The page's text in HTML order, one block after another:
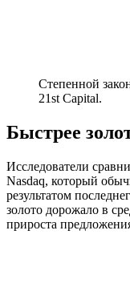
Степенной
21st Capital.
Быстрее
Исследователи
Nasdaq, который
результатом
золото дорожало в
прироста